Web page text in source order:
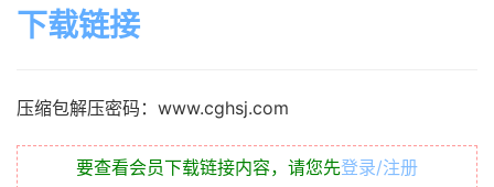
下载链接
压缩包解压密码：www.cghsj.com
要查看会员下载链接内容，请您先登录/注册